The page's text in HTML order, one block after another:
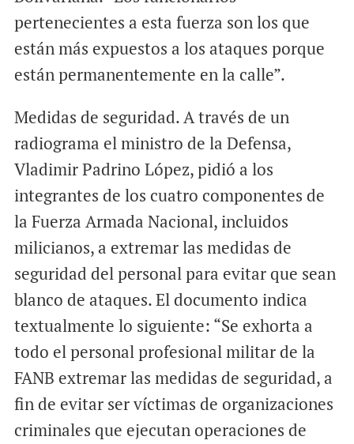
pertenecientes a esta fuerza son los que
están más expuestos a los ataques porque
están permanentemente en la calle”.
Medidas de seguridad. A través de un
radiograma el ministro de la Defensa,
Vladimir Padrino López, pidió a los
integrantes de los cuatro componentes de
la Fuerza Armada Nacional, incluidos
milicianos, a extremar las medidas de
seguridad del personal para evitar que sean
blanco de ataques. El documento indica
textualmente lo siguiente: “Se exhorta a
todo el personal profesional militar de la
FANB extremar las medidas de seguridad, a
fin de evitar ser víctimas de organizaciones
criminales que ejecutan operaciones de